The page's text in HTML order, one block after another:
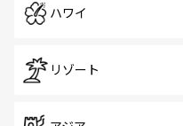
ハワイ
リゾート